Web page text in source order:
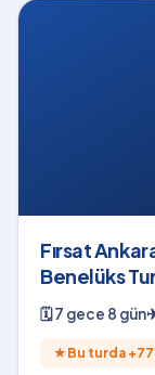
Fırsat
Benelüks
🗓7 gece 8 gün
★ Bu turda +